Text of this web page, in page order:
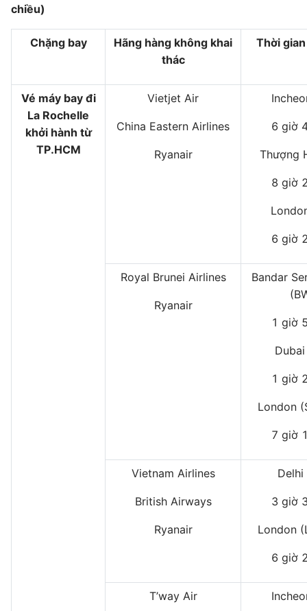
chiều)
Chặng bay
Hãng hàng không khai
thác
Thời
Vé máy bay đi
La Rochelle
khởi hành từ
TP.HCM
Vietjet Air
China Eastern Airlines
Ryanair
6 giờ
Thượng
8 giờ
6 giờ
Royal Brunei Airlines
Ryanair
Bandar
1 giờ
1 giờ
London
7 giờ
Vietnam Airlines
British Airways
Ryanair
Delhi
3 giờ
London
6 giờ
T’way Air